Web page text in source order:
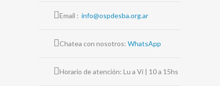
Email : info@ospdesba.org.ar
Chatea con nosotros: WhatsApp
Horario de atención: Lu a Vi | 10 a 15hs